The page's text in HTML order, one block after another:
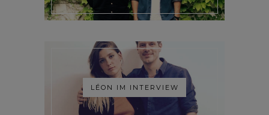
LÉON IM INTERVIEW